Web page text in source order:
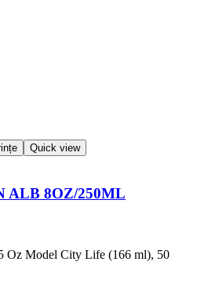
Quick view
ALB 8OZ/250ML